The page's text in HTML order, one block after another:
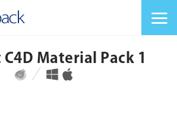
Material Pack 1
対応プラットフォーム 対応OS